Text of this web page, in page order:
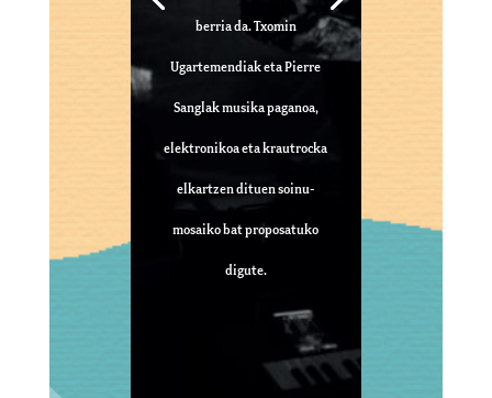
berria da. Txomin
Ugartemendiak eta Pierre
Sanglak musika paganoa,
elektronikoa eta krautrocka
elkartzen dituen soinu-
mosaiko bat proposatuko
digute.